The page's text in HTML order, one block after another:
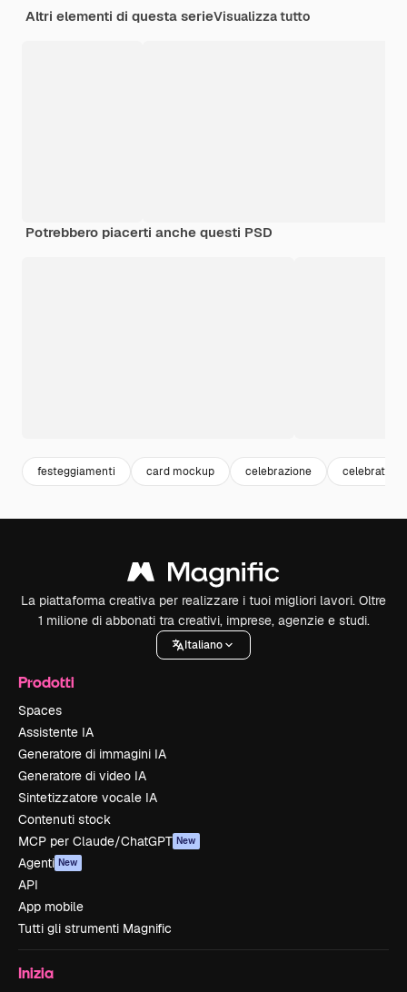
Altri elementi di questa serieVisualizza tutto
Potrebbero piacerti anche questi PSD
festeggiamenti card mockup celebrazione celebration
La piattaforma creativa per realizzare i tuoi migliori lavori. Oltre
1 milione di abbonati tra creativi, imprese, agenzie e studi.
Italiano
Prodotti
Spaces
Assistente IA
Generatore di immagini IA
Generatore di video IA
Sintetizzatore vocale IA
Contenuti stock
MCP per Claude/ChatGPT New
Agenti New
API
App mobile
Tutti gli strumenti Magnific
Inizia